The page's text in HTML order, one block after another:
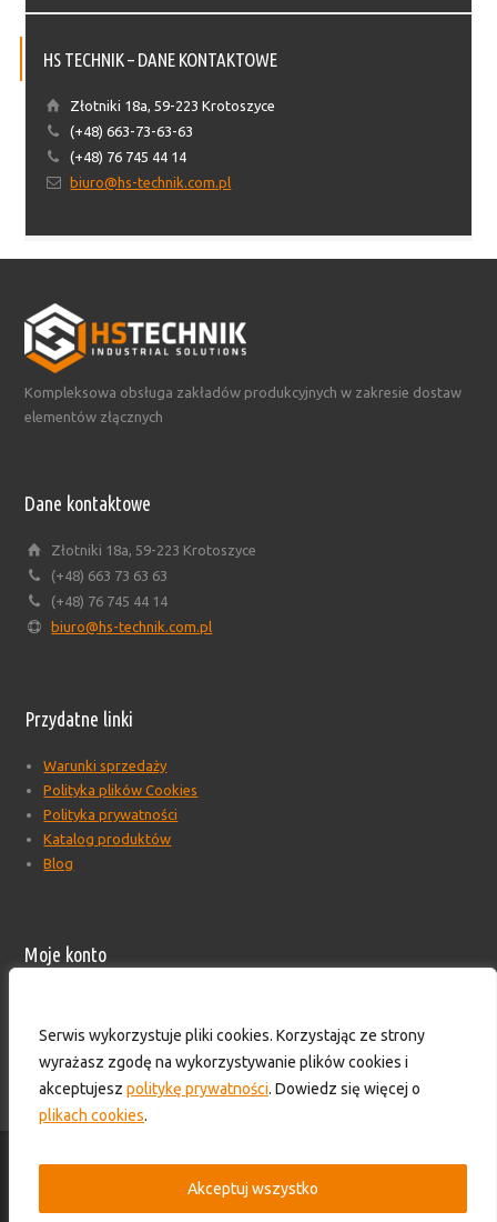
Serwis wykorzystuje pliki cookies. Korzystając ze strony
wyrażasz zgodę na wykorzystywanie plików cookies i
akceptujesz politykę prywatności. Dowiedz się więcej o
plikach cookies.
Akceptuj wszystko
HS TECHNIK – DANE KONTAKTOWE
Złotniki 18a, 59-223 Krotoszyce
(+48) 663-73-63-63
(+48) 76 745 44 14
biuro@hs-technik.com.pl
Kompleksowa obsługa zakładów produkcyjnych w zakresie dostaw
elementów złącznych
Dane kontaktowe
Złotniki 18a, 59-223 Krotoszyce
(+48) 663 73 63 63
(+48) 76 745 44 14
biuro@hs-technik.com.pl
Przydatne linki
Warunki sprzedaży
Polityka plików Cookies
Polityka prywatności
Katalog produktów
Blog
Moje konto
Formularz wyceny produktów
Skontaktuj się z nami!
© 2016-2025 - HS TECHNIK - Zaopatrzenie przemysłu. Wszelkie prawa
zastrzeżone.